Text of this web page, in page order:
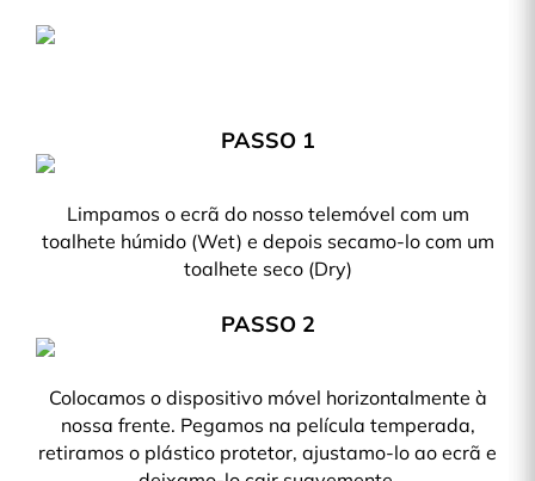
PASSO 1
Limpamos o ecrã do nosso telemóvel com um
toalhete húmido (Wet) e depois secamo-lo com um
toalhete seco (Dry)
PASSO 2
Colocamos o dispositivo móvel horizontalmente à
nossa frente. Pegamos na película temperada,
retiramos o plástico protetor, ajustamo-lo ao ecrã e